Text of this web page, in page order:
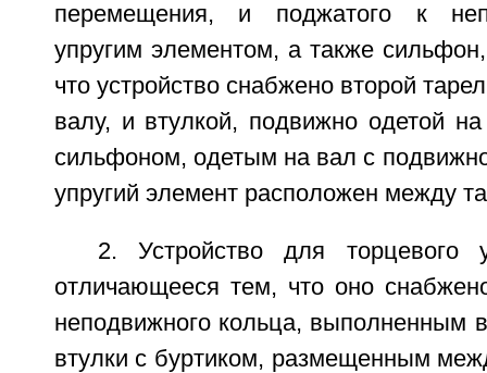
перемещения, и поджатого к
упругим элементом, а также
что устройство снабжено второй
валу, и втулкой, подвижно одетой
сильфоном, одетым на вал с
упругий элемент расположен между
2. Устройство для торцевого
отличающееся тем, что оно
неподвижного кольца, выполненным
втулки с буртиком, размещенным